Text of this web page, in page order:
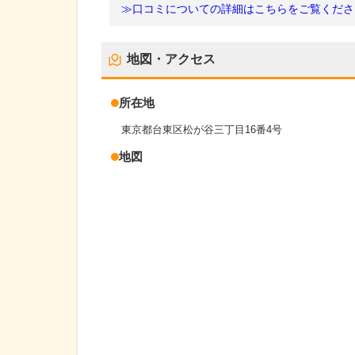
≫口コミについての詳細はこちらをご覧くだ
地図・アクセス
所在地
東京都台東区松が谷三丁目16番4号
地図